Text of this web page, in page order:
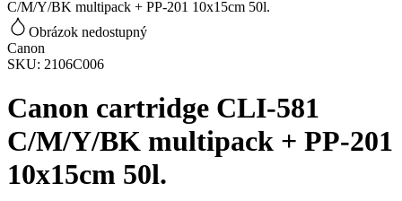
C/M/Y/BK multipack + PP-201 10x15cm 50l.
Obrázok nedostupný
Canon
SKU: 2106C006
Canon cartridge CLI-581
C/M/Y/BK multipack + PP-201
10x15cm 50l.